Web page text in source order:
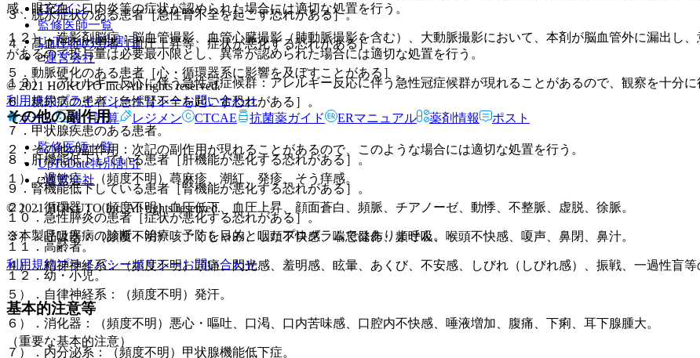
３．脱水症状のある患者［急性腎不全を起こす恐れがある］。
４．高血圧症の患者［血圧上昇等、症状が悪化する恐れがある］。
５．動脈硬化のある患者［心・循環器系に影響を及ぼすことがある］。
６．糖尿病の患者［急性腎不全を起こす恐れがある］。
７．甲状腺疾患のある患者。
８．肝機能低下している患者［肝機能が悪化する恐れがある］。
９．腎機能低下している患者［腎機能が悪化する恐れがある］。
１０．急性膵炎の患者［症状が悪化する恐れがある］。
１１．高齢者。
１２．幼・小児。
基本的注意等
（重要な基本的注意）
感、眼充血、口内炎等の症状が認められた場合には適切な処置を行う。
１２）．造影剤脳症：脳血管撮影、血管心臓撮影（肺動脈撮影を含む）、大動脈撮影において、本剤が脳血管外に漏出し
があるので投与量は必要最小限とし、異常が認められた場合には適切な処置を行う。
１３）．アレルギー反応に伴う急性冠症候群：アレルギー反応に伴う急性冠症候群が現れることがあるので、観察を十分に
その他の副作用
２．その他の副作用：次記の副作用が現れることがあるので、このような場合には適切な処置を行う。
１）．過敏症：（頻度不明）蕁麻疹、潮紅、発疹、そう痒感。
２）．循環器：（頻度不明）血圧低下、血圧上昇、顔面蒼白、頻脈、チアノーゼ、動悸、不整脈、虚脱、徐脈。
３）．呼吸器：（頻度不明）咳、くしゃみ、咽頭不快感、喘息発作、頻呼吸、喉頭不快感、嗄声、鼻閉、鼻汁。
４）．精神神経系：（頻度不明）頭痛、閃光感、羞明感、眩暈、あくび、不安感、しびれ（しびれ感）、振戦、一過性盲
５）．自律神経系：（頻度不明）発汗。
６）．消化器：（頻度不明）悪心・嘔吐、口渇、口内苦味感、口腔内不快感、唾液増加、腹痛、下痢、耳下腺腫大。
７）．内分泌系：（頻度不明）甲状腺機能低下症。
ログイン
監修医師一覧
UpToDate特別割引
運営会社
© 2021 HOKUTO Inc. All rights reserved.
利用規約プライバシーポリシーお問い合わせ
ホーム
表・計算 レジメン CTCAE 抗菌薬ガイド ERマニュアル 薬剤情報 ポスト
監修医師一覧
UpToDate特別割引
運営会社
© 2021 HOKUTO Inc. All rights reserved.
※本製品は疾病の診断・治療・予防を目的としたプログラムではありません。
利用規約プライバシーポリシーお問い合わせ